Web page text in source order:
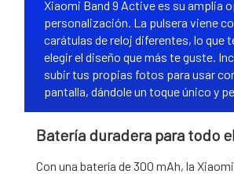
Xiaomi Band 9 Active es su amplia
personalización. La pulsera viene
carátulas de reloj diferentes, lo que
elegir el diseño que más te guste.
subir tus propias fotos para usar
pantalla, dándole un toque único y
Batería duradera para todo
Con una batería de 300 mAh, la